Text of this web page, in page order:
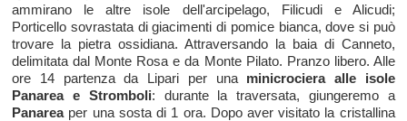
ammirano le altre isole dell'arcipelago, Filicudi e Alicudi;
Porticello sovrastata di giacimenti di pomice bianca, dove si può
trovare la pietra ossidiana. Attraversando la baia di Canneto,
delimitata dal Monte Rosa e da Monte Pilato. Pranzo libero. Alle
ore 14 partenza da Lipari per una minicrociera alle isole
Panarea e Stromboli: durante la traversata, giungeremo a
Panareaper una sosta di 1 ora. Dopo aver visitato la cristallina